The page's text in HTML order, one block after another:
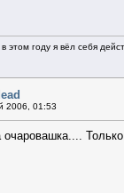
этом году я вёл себя
2006, 01:53